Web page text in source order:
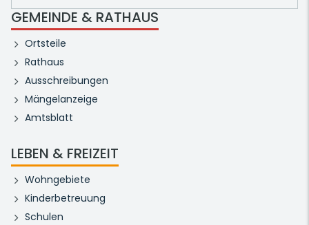
GEMEINDE & RATHAUS
Ortsteile
Rathaus
Ausschreibungen
Mängelanzeige
Amtsblatt
LEBEN & FREIZEIT
Wohngebiete
Kinderbetreuung
Schulen